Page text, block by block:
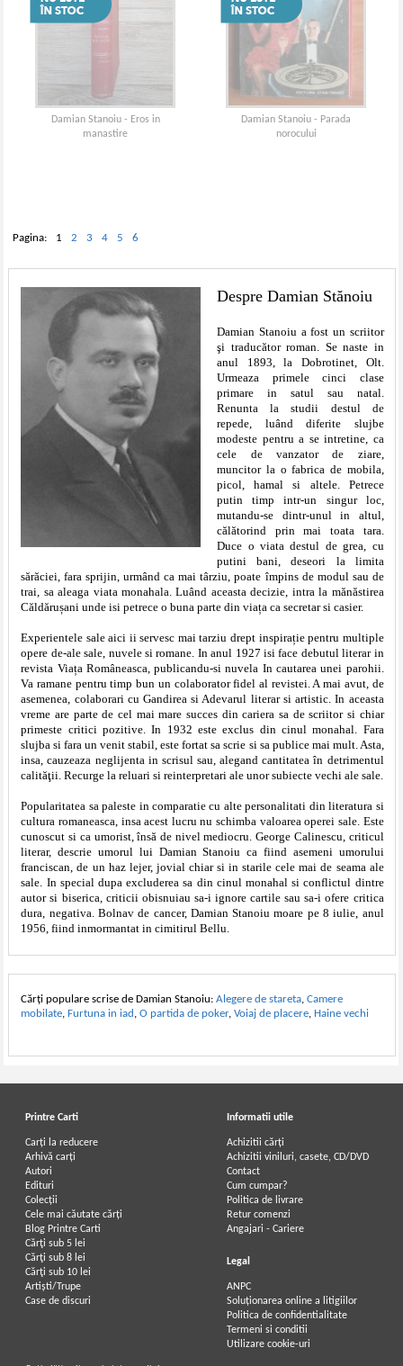
Damian Stanoiu - Eros in
manastire
Damian Stanoiu - Parada
norocului
Pagina: 1 2 3 4 5 6
Despre Damian Stănoiu
Damian Stanoiu a fost un scriitor
şi traducător roman. Se naste in
anul 1893, la Dobrotinet, Olt.
Urmeaza primele cinci clase
primare in satul sau natal.
Renunta la studii destul de
repede, luând diferite slujbe
modeste pentru a se intretine, ca
cele de vanzator de ziare,
muncitor la o fabrica de mobila,
picol, hamal si altele. Petrece
putin timp intr-un singur loc,
mutandu-se dintr-unul in altul,
călătorind prin mai toata tara.
Duce o viata destul de grea, cu
putini bani, deseori la limita
sărăciei, fara sprijin, urmând ca mai târziu, poate împins de modul sau de
trai, sa aleaga viata monahala. Luând aceasta decizie, intra la mănăstirea
Căldărușani unde isi petrece o buna parte din viața ca secretar si casier.
Experientele sale aici ii servesc mai tarziu drept inspirație pentru multiple
opere de-ale sale, nuvele si romane. In anul 1927 isi face debutul literar in
revista Viața Româneasca, publicandu-si nuvela In cautarea unei parohii.
Va ramane pentru timp bun un colaborator fidel al revistei. A mai avut, de
asemenea, colaborari cu Gandirea si Adevarul literar si artistic. In aceasta
vreme are parte de cel mai mare succes din cariera sa de scriitor si chiar
primeste critici pozitive. In 1932 este exclus din cinul monahal. Fara
slujba si fara un venit stabil, este fortat sa scrie si sa publice mai mult. Asta,
insa, cauzeaza neglijenta in scrisul sau, alegand cantitatea în detrimentul
calităţii. Recurge la reluari si reinterpretari ale unor subiecte vechi ale sale.
Popularitatea sa paleste in comparatie cu alte personalitati din literatura si
cultura romaneasca, insa acest lucru nu schimba valoarea operei sale. Este
cunoscut si ca umorist, însă de nivel mediocru. George Calinescu, criticul
literar, descrie umorul lui Damian Stanoiu ca fiind asemeni umorului
franciscan, de un haz lejer, jovial chiar si in starile cele mai de seama ale
sale. In special dupa excluderea sa din cinul monahal si conflictul dintre
autor si biserica, criticii obisnuiau sa-i ignore cartile sau sa-i ofere critica
dura, negativa. Bolnav de cancer, Damian Stanoiu moare pe 8 iulie, anul
1956, fiind inmormantat in cimitirul Bellu.
Cărți populare scrise de Damian Stanoiu:Alegere de stareta,Camere
mobilate,Furtuna in iad ,O partida de poker,Voiaj de placere,Haine vechi
Printre Carti
Carți la reducere
Arhivă carți
Autori
Edituri
Colecții
Cele mai căutate cărți
Blog Printre Carti
Cărţi sub 5 lei
Cărţi sub 8 lei
Cărţi sub 10 lei
Artiști/Trupe
Case de discuri
Informatii utile
Achizitii cărți
Achizitii viniluri, casete, CD/DVD
Contact
Cum cumpar?
Politica de livrare
Retur comenzi
Angajari - Cariere
Legal
ANPC
Soluționarea online a litigiilor
Politica de confidentialitate
Termeni si conditii
Utilizare cookie-uri